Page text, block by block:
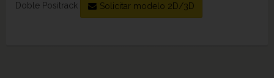
Doble Positrack Solicitar modelo 2D/3D